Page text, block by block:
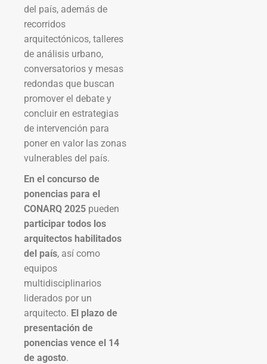
del país, además de
recorridos
arquitectónicos, talleres
de análisis urbano,
conversatorios y mesas
redondas que buscan
promover el debate y
concluir en estrategias
de intervención para
poner en valor las zonas
vulnerables del país.
En el concurso de
ponencias para el
CONARQ 2025 pueden
participar todos los
arquitectos habilitados
del país, así como
equipos
multidisciplinarios
liderados por un
arquitecto. El plazo de
presentación de
ponencias vence el 14
de agosto.